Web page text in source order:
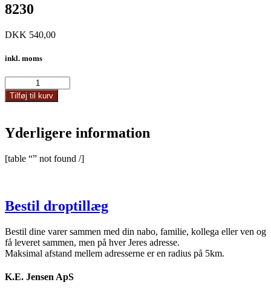
8230
DKK 540,00
inkl. moms
antal
Tilføj til kurv
Yderligere information
[table “” not found /]
Bestil droptillæg
Bestil dine varer sammen med din nabo, familie, kollega eller ven og
få leveret sammen, men på hver Jeres adresse.
Maksimal afstand mellem adresserne er en radius på 5km.
K.E. Jensen ApS